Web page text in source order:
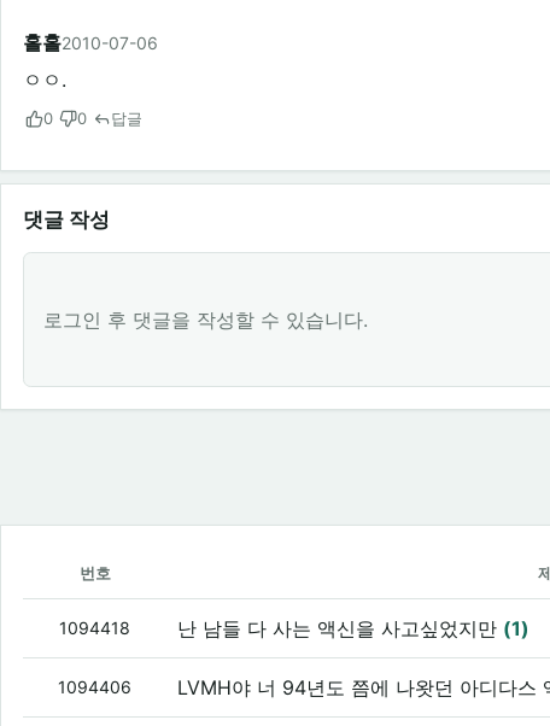
홀홀2010-07-06
ㅇㅇ.
0 0 답글
댓글 작성
로그인 후 댓글을 작성할 수 있습니다.
번호
1094418 난 남들 다 사는 액신을 사고싶었지만 (1)
1094406 LVMH야 너 94년도 쯤에 나왓던 아디다스